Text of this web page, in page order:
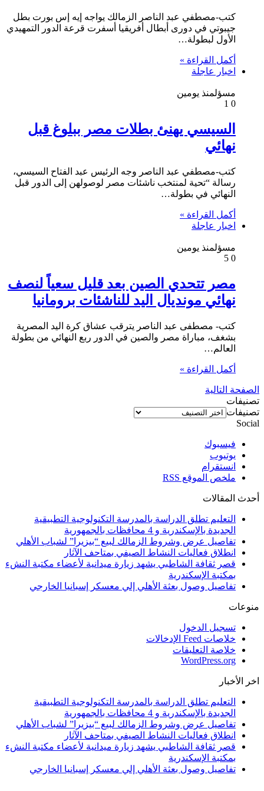
كتب-مصطفي عبد الناصر الزمالك يواجه إيه إس بورت بطل
جيبوتي في دورى أبطال أفريقيا أسفرت قرعة الدور التمهيدي
الأول لبطولة…
أكمل القراءة »
اخبار عاجلة
مسؤلمنذ يومين
0
السيسي يهنئ بطلات مصر ببلوغ قبل
نهائي
كتب-مصطفي عبد الناصر وجه الرئيس عبد الفتاح السيسي،
رسالة “تحية لمنتخب ناشئات مصر لوصولهن إلى الدور قبل
النهائي في بطولة…
أكمل القراءة »
اخبار عاجلة
مسؤلمنذ يومين
0
مصر تتحدي الصين بعد قليل سعياً لنصف
نهائي مونديال اليد للناشئات برومانيا
كتب- مصطفى عبد الناصر يترقب عشاق كرة اليد المصرية
بشغف، مباراة مصر والصين في الدور ربع النهائي من بطولة
العالم…
أكمل القراءة »
الصفحة التالية
تصنيفات
تصنيفات
Social
فيسبوك
يوتيوب
انستقرام
ملخص الموقع RSS
أحدث المقالات
التعليم تطلق الدراسة بالمدرسة التكنولوجية التطبيقية
الجديدة بالإسكندرية و 4 محافظات بالجمهورية
تفاصيل عرض وشروط الزمالك لبيع “بيزيرا” لشباب الأهلي
انطلاق فعاليات النشاط الصيفي بمتاحف الآثار
قصر ثقافة الشاطبي يشهد زيارة ميدانية لأعضاء مكتبة النشء
بمكتبة الإسكندرية
تفاصيل وصول بعثة الأهلي إلي معسكر إسبانيا الخارجي
منوعات
تسجيل الدخول
خلاصات Feed الإدخالات
خلاصة التعليقات
WordPress.org
اخر الأخبار
التعليم تطلق الدراسة بالمدرسة التكنولوجية التطبيقية
الجديدة بالإسكندرية و 4 محافظات بالجمهورية
تفاصيل عرض وشروط الزمالك لبيع “بيزيرا” لشباب الأهلي
انطلاق فعاليات النشاط الصيفي بمتاحف الآثار
قصر ثقافة الشاطبي يشهد زيارة ميدانية لأعضاء مكتبة النشء
بمكتبة الإسكندرية
تفاصيل وصول بعثة الأهلي إلي معسكر إسبانيا الخارجي